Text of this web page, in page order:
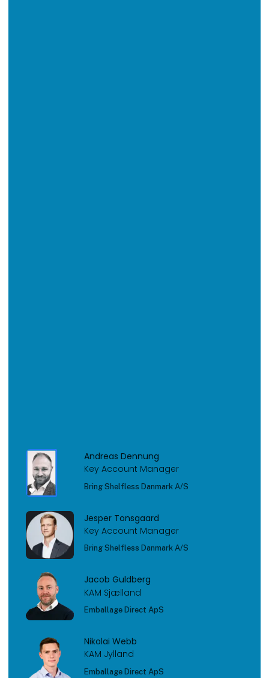
Andreas Dennung
Key Account Manager
Bring Shelfless Danmark A/S
Jesper Tonsgaard
Key Account Manager
Bring Shelfless Danmark A/S
Jacob Guldberg
KAM Sjælland
Emballage Direct ApS
Nikolai Webb
KAM Jylland
Emballage Direct ApS